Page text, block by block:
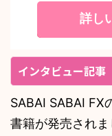
詳し
インタビュー記事
SABAI SABAI FX
書籍が発売されま